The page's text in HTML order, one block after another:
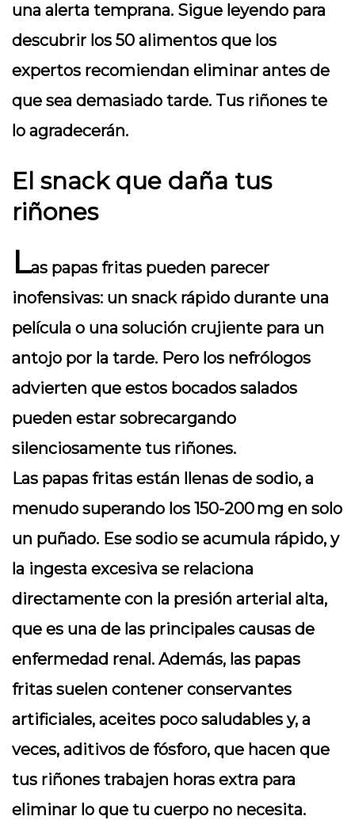
una alerta temprana. Sigue leyendo para
descubrir los 50 alimentos que los
expertos recomiendan eliminar antes de
que sea demasiado tarde. Tus riñones te
lo agradecerán.
El snack que daña tus
riñones
Las papas fritas pueden parecer
inofensivas: un snack rápido durante una
película o una solución crujiente para un
antojo por la tarde. Pero los nefrólogos
advierten que estos bocados salados
pueden estar sobrecargando
silenciosamente tus riñones.
Las papas fritas están llenas de sodio, a
menudo superando los 150-200 mg en solo
un puñado. Ese sodio se acumula rápido, y
la ingesta excesiva se relaciona
directamente con la presión arterial alta,
que es una de las principales causas de
enfermedad renal. Además, las papas
fritas suelen contener conservantes
artificiales, aceites poco saludables y, a
veces, aditivos de fósforo, que hacen que
tus riñones trabajen horas extra para
eliminar lo que tu cuerpo no necesita.